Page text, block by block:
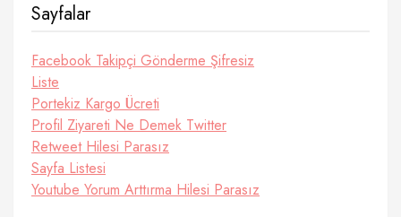
Sayfalar
Facebook Takipçi Gönderme Şifresiz
Liste
Portekiz Kargo Ücreti
Profil Ziyareti Ne Demek Twitter
Retweet Hilesi Parasız
Sayfa Listesi
Youtube Yorum Arttırma Hilesi Parasız